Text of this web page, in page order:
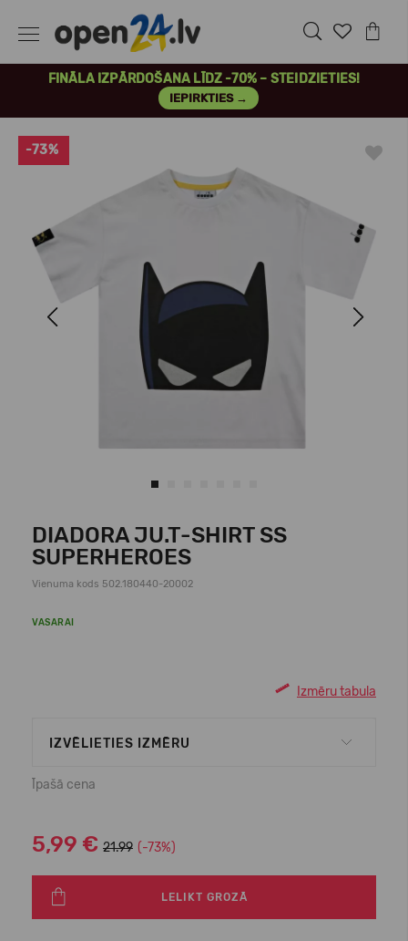
FINĀLA IZPĀRDOŠANA LĪDZ -70% – STEIDZIETIES!
IEPIRKTIES →
Next
-73%
DIADORA JU.T-SHIRT SS
SUPERHEROES
Vienuma kods 502.180440-20002
VASARAI
Izmēru tabula
IZVĒLIETIES IZMĒRU
Īpašā cena
5,99 € 21.99 (-73%)
LELIKT GROZĀ